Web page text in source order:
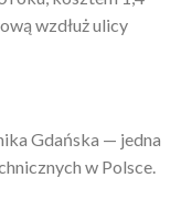
wzdłuż ulicy
Gdańska — jedna
w Polsce.